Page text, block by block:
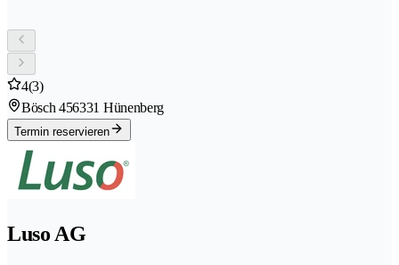
4(3)
Bösch 456331 Hünenberg
Termin reservieren
Luso AG